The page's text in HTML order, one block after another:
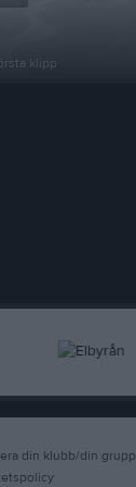
klipp
din klubb/din grupp